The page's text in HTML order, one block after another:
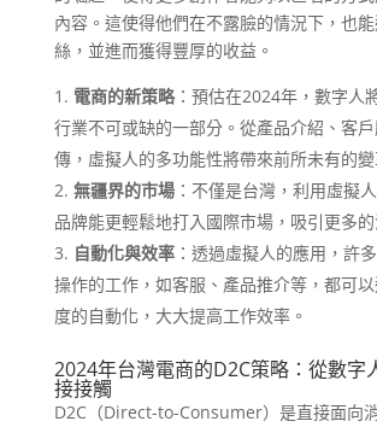
內容。這使得他們在不露臉的情況下，也
絲，並進而獲得豐厚的收益。
電商的新策略：預估在2024年，數字人
行業不可或缺的一部分。從產品介紹、客
傳，虛擬人的多功能性將帶來前所未有的變
無疆界的市場：不僅是台灣，利用虛擬
品牌能更輕鬆地打入國際市場，吸引更多的
自動化與效率：透過虛擬人的應用，許
操作的工作，如客服、產品推介等，都可
度的自動化，大大提高工作效率。
2024年台灣電商的D2C策略：從數字
接接觸
D2C（Direct-to-Consumer）是直接面向